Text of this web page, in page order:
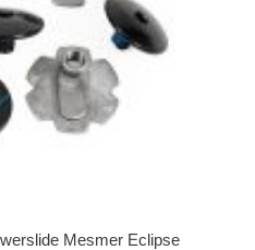
Mesmer Eclipse